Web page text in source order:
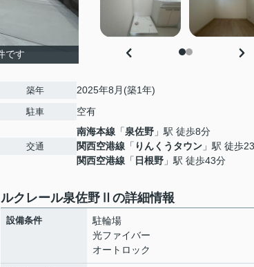
です
築年 2025年8月(築1年)
駐車 空有
交通
南海本線 「泉佐野 」駅 徒歩8分
関西空港線 「 りんくうタウン 」駅 徒歩
関西空港線 「 日根野 」駅 徒歩43分
ルクレール泉佐野Ⅱの詳細情報
設備条件
駐輪場
光ファイバー
オートロック